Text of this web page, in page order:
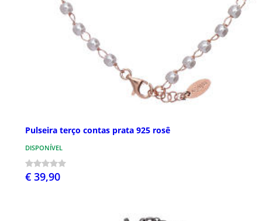
Pulseira terço contas prata 925 rosê
DISPONÍVEL
€ 39,90